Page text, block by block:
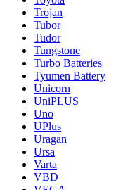
Trojan
Tubor
Tudor
Tungstone
Turbo Batteries
Tyumen Battery
Unicorn
UniPLUS
Uno
UPlus
Uragan
Ursa
Varta
VBD